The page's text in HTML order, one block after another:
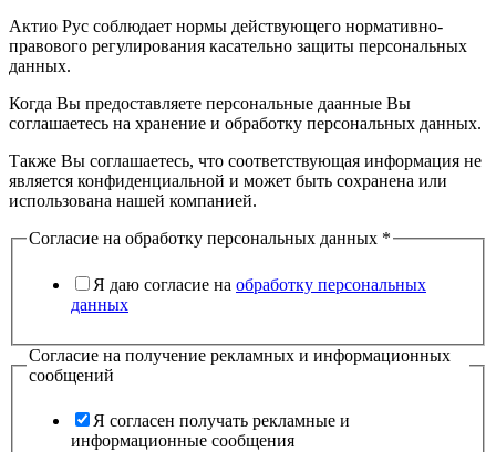
Актио Рус соблюдает нормы действующего нормативно-
правового регулирования касательно защиты персональных
данных.
Когда Вы предоставляете персональные даанные Вы
соглашаетесь на хранение и обработку персональных данных.
Также Вы соглашаетесь, что соответствующая информация не
является конфиденциальной и может быть сохранена или
использована нашей компанией.
Согласие на обработку персональных данных *
Я даю согласие на обработку персональных
данных
Согласие на получение рекламных и информационных
сообщений
Я согласен получать рекламные и
информационные сообщения